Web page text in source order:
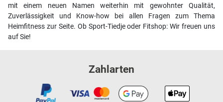
mit einem neuen Namen weiterhin mit gewohnter Qualität,
Zuverlässigkeit und Know-how bei allen Fragen zum Thema
Heimfitness zur Seite. Ob Sport-Tiedje oder Fitshop: Wir freuen uns
auf Sie!
Zahlarten